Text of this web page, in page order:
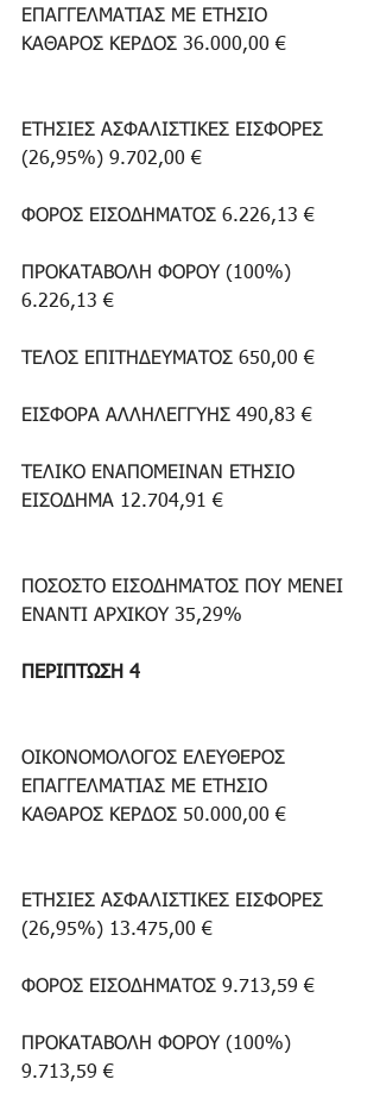
ΕΠΑΓΓΕΛΜΑΤΙΑΣ ΜΕ ΕΤΗΣΙΟ
ΚΑΘΑΡΟΣ ΚΕΡΔΟΣ 36.000,00 €
ΕΤΗΣΙΕΣ ΑΣΦΑΛΙΣΤΙΚΕΣ ΕΙΣΦΟΡΕΣ
(26,95%) 9.702,00 €
ΦΟΡΟΣ ΕΙΣΟΔΗΜΑΤΟΣ 6.226,13 €
ΠΡΟΚΑΤΑΒΟΛΗ ΦΟΡΟΥ (100%)
6.226,13 €
ΤΕΛΟΣ ΕΠΙΤΗΔΕΥΜΑΤΟΣ 650,00 €
ΕΙΣΦΟΡΑ ΑΛΛΗΛΕΓΓΥΗΣ 490,83 €
ΤΕΛΙΚΟ ΕΝΑΠΟΜΕΙΝΑΝ ΕΤΗΣΙΟ
ΕΙΣΟΔΗΜΑ 12.704,91 €
ΠΟΣΟΣΤΟ ΕΙΣΟΔΗΜΑΤΟΣ ΠΟΥ ΜΕΝΕΙ
ΕΝΑΝΤΙ ΑΡΧΙΚΟΥ 35,29%
ΠΕΡΙΠΤΩΣΗ 4
ΟΙΚΟΝΟΜΟΛΟΓΟΣ ΕΛΕΥΘΕΡΟΣ
ΕΠΑΓΓΕΛΜΑΤΙΑΣ ΜΕ ΕΤΗΣΙΟ
ΚΑΘΑΡΟΣ ΚΕΡΔΟΣ 50.000,00 €
ΕΤΗΣΙΕΣ ΑΣΦΑΛΙΣΤΙΚΕΣ ΕΙΣΦΟΡΕΣ
(26,95%) 13.475,00 €
ΦΟΡΟΣ ΕΙΣΟΔΗΜΑΤΟΣ 9.713,59 €
ΠΡΟΚΑΤΑΒΟΛΗ ΦΟΡΟΥ (100%)
9.713,59 €